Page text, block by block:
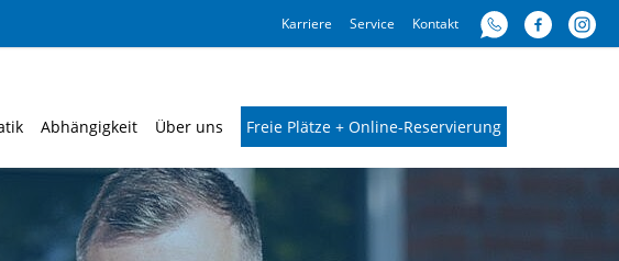
Karriere Service Kontakt
Abhängigkeit Über uns Freie Plätze + Online-Reservierung